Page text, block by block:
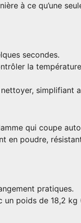
à ce qu’une
secondes.
la
simplifiant
qui coupe
en poudre,
pratiques.
poids de 18,2 kg